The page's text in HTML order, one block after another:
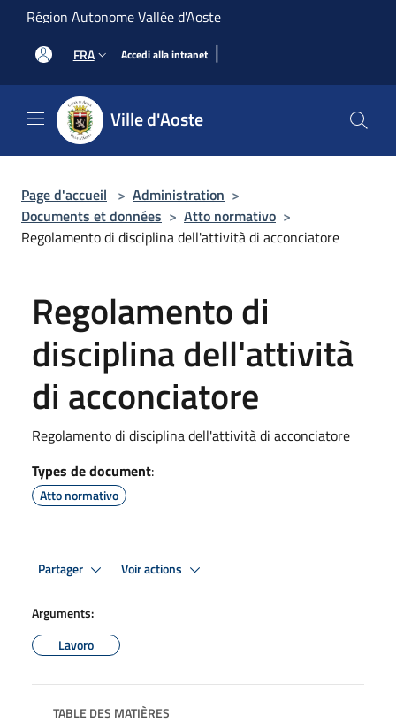
Salta al contenuto principale
Région Autonome Vallée d'Aoste
FRA Accedi alla intranet |
Ville d'Aoste
Page d'accueil > Administration >
Documents et données > Atto normativo >
Regolamento di disciplina dell'attività di acconciatore
Regolamento di
disciplina dell'attività
di acconciatore
Regolamento di disciplina dell'attività di acconciatore
Types de document:
Atto normativo
Partager Voir actions
Arguments:
Lavoro
TABLE DES MATIÈRES